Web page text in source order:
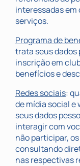
interessadas
serviços.
Programa de
trata seus dados
inscrição em
benefícios e
Redes sociais:
de mídia social e
seus dados
interagir com
não participar,
consultando
nas respectivas